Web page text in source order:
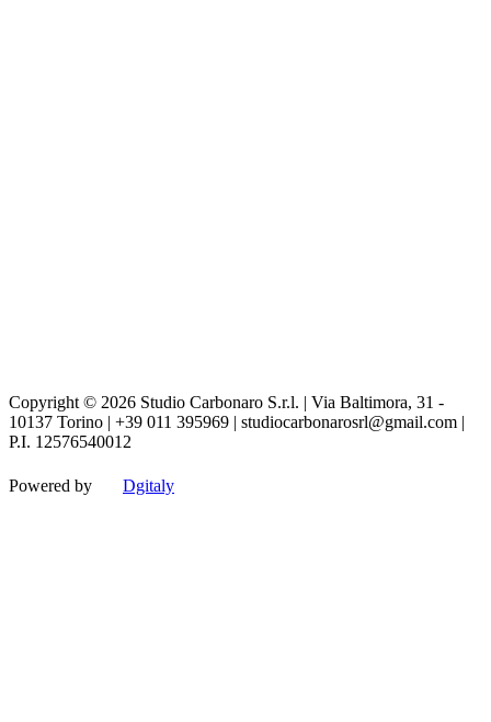
Copyright © 2026 Studio Carbonaro S.r.l. | Via Baltimora, 31 -
10137 Torino | +39 011 395969 | studiocarbonarosrl@gmail.com |
P.I. 12576540012
Powered by Dgitaly